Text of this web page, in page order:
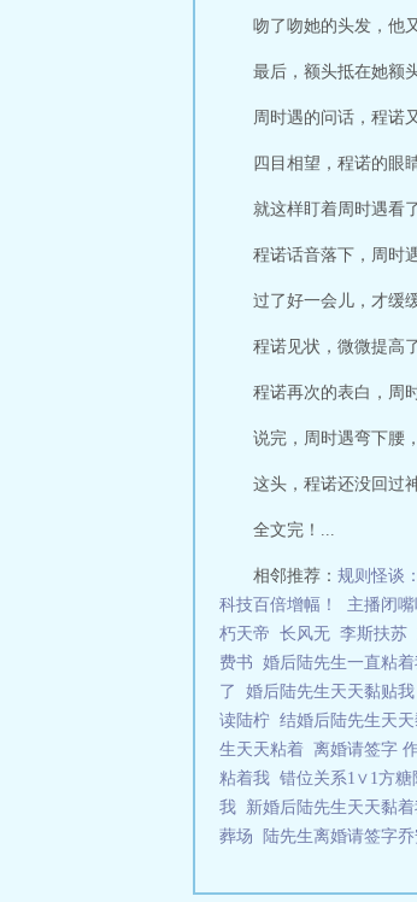
吻了吻她的头发，他
最后，额头抵在她额
周时遇的问话，程诺
四目相望，程诺的眼
就这样盯着周时遇看
程诺话音落下，周时
过了好一会儿，才缓
程诺见状，微微提高
程诺再次的表白，周
说完，周时遇弯下腰
这头，程诺还没回过
全文完！...
相邻推荐： 规则怪谈
科技百倍增幅！
主播闭
朽天帝 长风无 李斯扶苏
费书 婚后陆先生一直粘
了 婚后陆先生天天黏贴我
读陆柠 结婚后陆先生天
生天天粘着 离婚请签字
粘着我 错位关系1∨1方糖
我 新婚后陆先生天天黏
葬场
陆先生离婚请签字